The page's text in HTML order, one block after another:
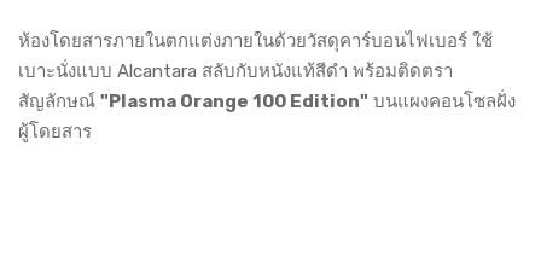
ห้องโดยสารภายในตกแต่งภายในด้วยวัสดุคาร์บอนไฟเบอร์ ใช้
เบาะนั่งแบบ Alcantara สลับกับหนังแท้สีดำ พร้อมติดตรา
สัญลักษณ์ "Plasma Orange 100 Edition" บนแผงคอนโซลฝั่ง
ผู้โดยสาร